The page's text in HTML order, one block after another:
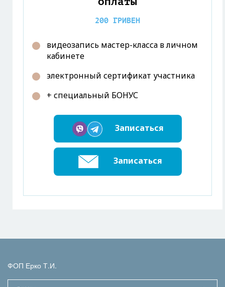
200 ГРИВЕН
видеозапись мастер-класса в личном
кабинете
электронный сертификат участника
+ специальный БОНУС
Записаться
Записаться
ФОП Ерко Т.И.